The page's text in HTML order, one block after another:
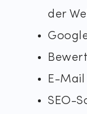
der
E-
SEO-